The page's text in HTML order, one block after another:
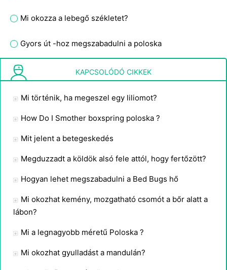
Mi okozza a lebegő székletet?
Gyors út -hoz megszabadulni a poloska
Hogyan kezeljük poloska a bőr
KAPCSOLÓDÓ CIKKEK
Mi történik, ha megeszel egy liliomot?
How Do I Smother boxspring poloska ?
Mit jelent a betegeskedés
Megduzzadt a köldök alsó fele attól, hogy fertőzött?
Hogyan lehet megszabadulni a Bed Bugs hő
Mi okozhat kemény, mozgatható csomót a bőr alatt a
lábon?
Mi a legnagyobb méretű Poloska ?
Mi okozhat gyulladást a mandulán?